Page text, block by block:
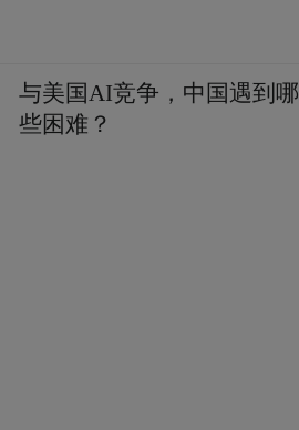
与美国AI竞争，中国遇到哪
些困难？